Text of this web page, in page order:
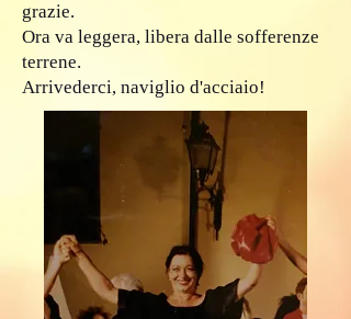
grazie.
Ora va leggera, libera dalle sofferenze
terrene.
Arrivederci, naviglio d'acciaio!